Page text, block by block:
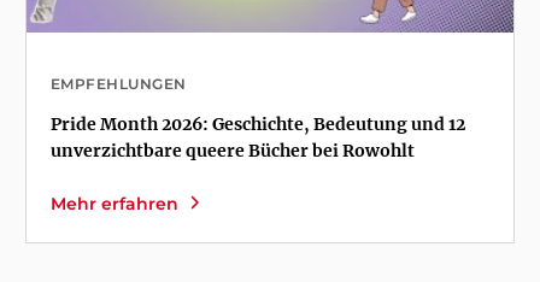
EMPFEHLUNGEN
Pride Month 2026: Geschichte, Bedeutung und 12
unverzichtbare queere Bücher bei Rowohlt
Mehr erfahren